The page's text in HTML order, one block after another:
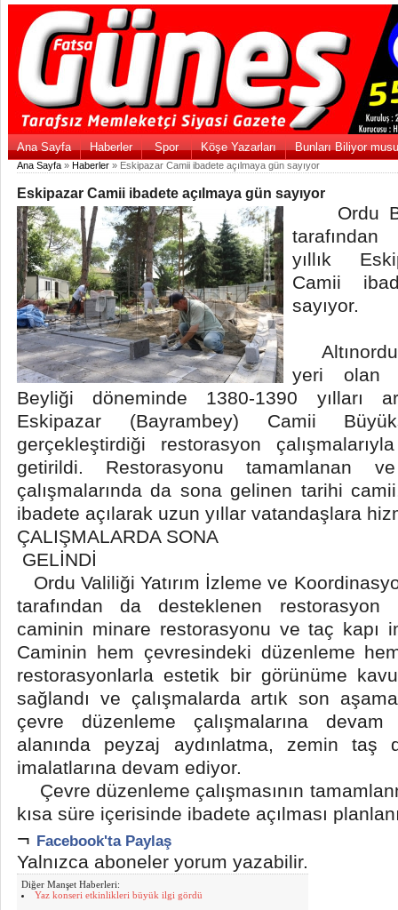
Ana Sayfa Haberler Spor Köşe Yazarları Bunları Biliyor
Ana Sayfa » Haberler » Eskipazar Camii ibadete açılmaya gün sayıyor
Eskipazar Camii ibadete açılmaya gün sayıyor
Ordu
yıllık
Camii
sayıyor.
Altınordu
yeri olan
Beyliği döneminde 1380-1390 yılları
Eskipazar (Bayrambey) Camii
gerçekleştirdiği restorasyon
getirildi. Restorasyonu tamamlanan
çalışmalarında da sona gelinen tarihi
ibadete açılarak uzun yıllar vatandaşlara
ÇALIŞMALARDA SONA
GELİNDİ
Ordu Valiliği Yatırım İzleme ve
tarafından da desteklenen restorasyon
caminin minare restorasyonu ve taç kapı
Caminin hem çevresindeki düzenleme
restorasyonlarla estetik bir görünüme
sağlandı ve çalışmalarda artık son
çevre düzenleme çalışmalarına
alanında peyzaj aydınlatma, zemin taş
imalatlarına devam ediyor.
Çevre düzenleme çalışmasının
kısa süre içerisinde ibadete açılması
¬ Facebook'ta Paylaş
Yalnızca aboneler yorum yazabilir.
Diğer Manşet Haberleri:
Yaz konseri etkinlikleri büyük ilgi gördü